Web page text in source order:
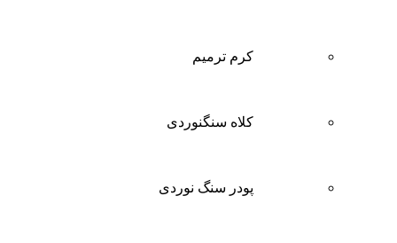
کرم ترمیم
کلاه سنگنوردی
پودر سنگ نوردی